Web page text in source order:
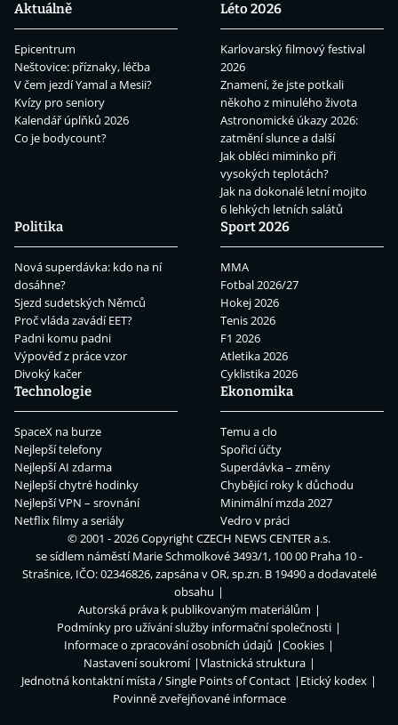
Aktuálně
Epicentrum
Neštovice: příznaky, léčba
V čem jezdí Yamal a Mesii?
Kvízy pro seniory
Kalendář úplňků 2026
Co je bodycount?
Léto 2026
Karlovarský filmový festival
2026
Znamení, že jste potkali
někoho z minulého života
Astronomické úkazy 2026:
zatmění slunce a další
Jak obléci miminko při
vysokých teplotách?
Jak na dokonalé letní mojito
6 lehkých letních salátů
Politika
Nová superdávka: kdo na ní
dosáhne?
Sjezd sudetských Němců
Proč vláda zavádí EET?
Padni komu padni
Výpověď z práce vzor
Divoký kačer
Sport 2026
MMA
Fotbal 2026/27
Hokej 2026
Tenis 2026
F1 2026
Atletika 2026
Cyklistika 2026
Technologie
SpaceX na burze
Nejlepší telefony
Nejlepší AI zdarma
Nejlepší chytré hodinky
Nejlepší VPN – srovnání
Netflix filmy a seriály
Ekonomika
Temu a clo
Spořicí účty
Superdávka – změny
Chybějící roky k důchodu
Minimální mzda 2027
Vedro v práci
© 2001 - 2026 CopyrightCZECH NEWS CENTER a.s.
se sídlem náměstí Marie Schmolkové 3493/1, 100 00 Praha 10 -
Strašnice, IČO: 02346826, zapsána v OR, sp.zn. B 19490 a dodavatelé
obsahu
Autorská práva k publikovaným materiálům
Podmínky pro užívání služby informační společnosti
Informace o zpracování osobních údajů
Cookies
Nastavení soukromí
Vlastnická struktura
Jednotná kontaktní místa / Single Points of Contact
Etický kodex
Povinně zveřejňované informace